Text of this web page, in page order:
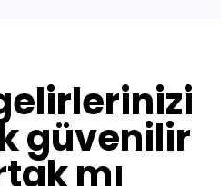
güvenilir
mı